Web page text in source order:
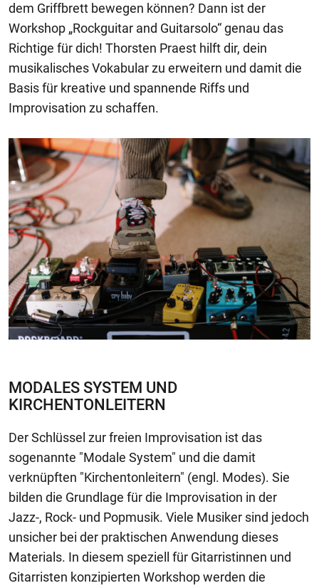
dem Griffbrett bewegen können? Dann ist der
Workshop „Rockguitar and Guitarsolo“ genau das
Richtige für dich! Thorsten Praest hilft dir, dein
musikalisches Vokabular zu erweitern und damit die
Basis für kreative und spannende Riffs und
Improvisation zu schaffen.
MODALES SYSTEM UND
KIRCHENTONLEITERN
Der Schlüssel zur freien Improvisation ist das
sogenannte "Modale System" und die damit
verknüpften "Kirchentonleitern" (engl. Modes). Sie
bilden die Grundlage für die Improvisation in der
Jazz-, Rock- und Popmusik. Viele Musiker sind jedoch
unsicher bei der praktischen Anwendung dieses
Materials. In diesem speziell für Gitarristinnen und
Gitarristen konzipierten Workshop werden die